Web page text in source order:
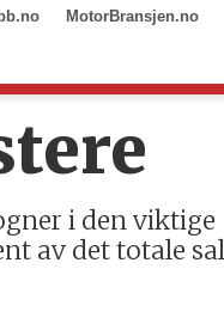
MotorBransjen.no
i den viktige
av det totale